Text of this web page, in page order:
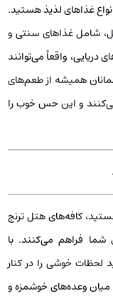
غذاهای لذیذ هستید.
شامل غذاهای سنتی و
دریایی، واقعاً می‌توانند
همیشه از طعم‌های
و این حس خوب را
کافه‌های هتل ترنج
شما فراهم می‌کنند. با
لحظات خوشی را در کنار
میان وعده‌های خوشمزه و